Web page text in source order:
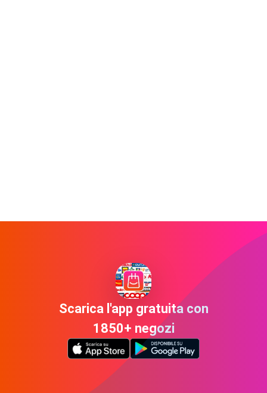
Scarica l'app gratuita con
1850+ negozi